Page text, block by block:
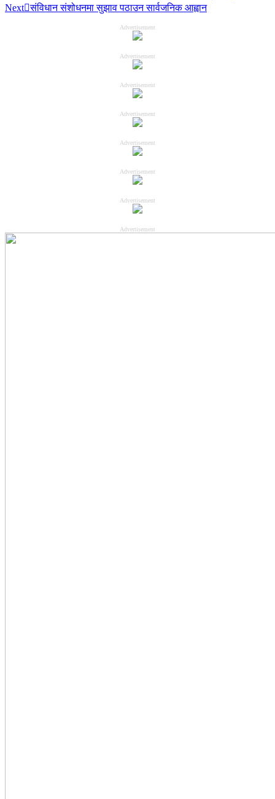
Next संविधान संशोधनमा सुझाव पठाउन सार्वजनिक आह्वान
Advertisement
Advertisement
Advertisement
Advertisement
Advertisement
Advertisement
Advertisement
Advertisement